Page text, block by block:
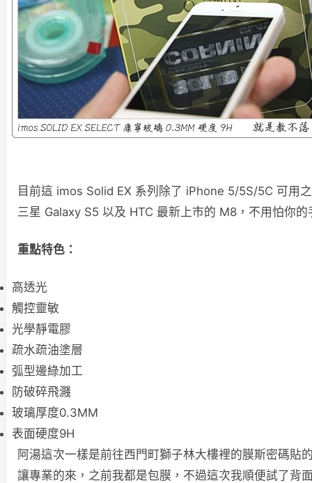
目前這 imos Solid EX 系列除了 iPhone 5/5S/5C 可用
三星 Galaxy S5 以及 HTC 最新上市的 M8，不用怕你
重點特色：
高透光
觸控靈敏
光學靜電膠
疏水疏油塗層
弧型邊綠加工
防破碎飛濺
玻璃厚度0.3MM
表面硬度9H
阿湯這次一樣是前往西門町獅子林大樓裡的膜斯密碼貼
讓專業的來，之前我都是包膜，不過這次我順便試了背